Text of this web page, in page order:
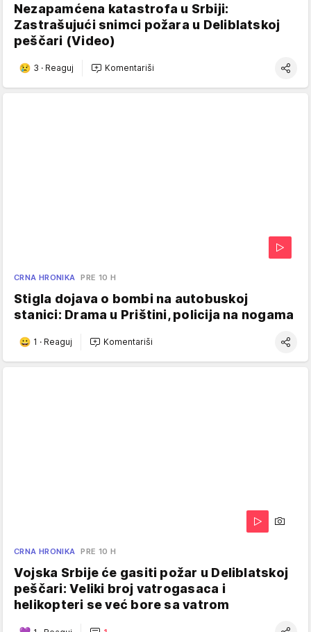
Nezapamćena katastrofa u Srbiji:
Zastrašujući snimci požara u Deliblatskoj
peščari (Video)
3 · Reaguj Komentariši
CRNA HRONIKA PRE 10 H
Stigla dojava o bombi na autobuskoj
stanici: Drama u Prištini, policija na nogama
1 · Reaguj Komentariši
CRNA HRONIKA PRE 10 H
Vojska Srbije će gasiti požar u Deliblatskoj
peščari: Veliki broj vatrogasaca i
helikopteri se već bore sa vatrom